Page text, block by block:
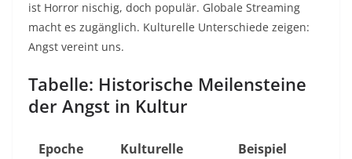
ist Horror nischig, doch populär. Globale Streaming
macht es zugänglich. Kulturelle Unterschiede zeigen:
Angst vereint uns.​
Tabelle: Historische Meilensteine
der Angst in Kultur
Epoche
Kulturelle
Beispiel